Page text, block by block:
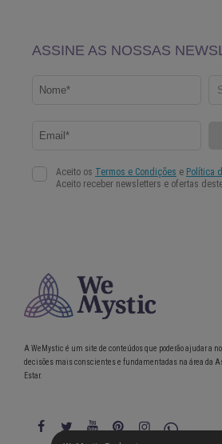
A WeMystic é um site de conteúdos que poderão ajudar a
decisões mais conscientes e fundamentadas na área da
Estar.